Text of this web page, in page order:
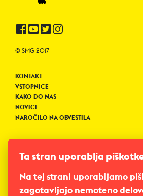
© SMG 2017
KONTAKT
VSTOPNICE
KAKO DO NAS
NOVICE
NAROČILO NA OBVESTILA
PREDSTAVE
ZA ŠOLE
Ta stran uporablja
Na tej strani uporabljamo
zagotavljajo nemoteno